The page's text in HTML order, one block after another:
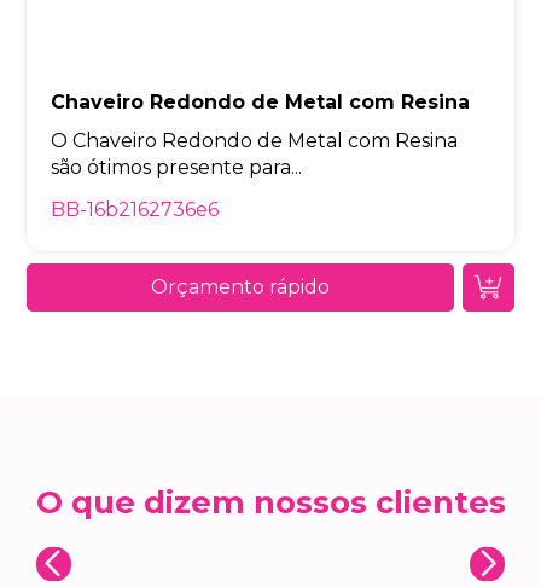
Chaveiro Redondo de Metal com Resina
O Chaveiro Redondo de Metal com Resina
são ótimos presente para...
BB-16b2162736e6
Orçamento rápido
O que dizem nossos clientes